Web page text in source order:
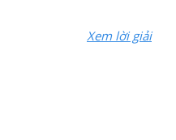
Xem lời giải